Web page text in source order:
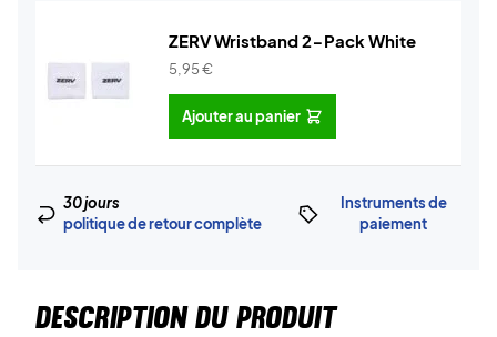
ZERV Wristband 2-Pack White
5,95€
Ajouter au panier
30 jours
politique de retour complète
Instruments de
paiement
DESCRIPTION DU PRODUIT